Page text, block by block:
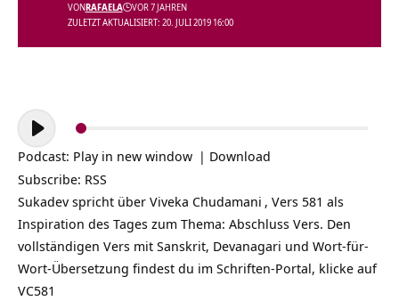
ZULETZT AKTUALISIERT: 20. JULI 2019 16:00
VONRAFAELA VOR 7 JAHREN
Audio-
Player
Podcast: Play in new window | Download
Subscribe: RSS
Sukadev spricht über Viveka Chudamani , Vers 581 als
Inspiration des Tages zum Thema: Abschluss Vers. Den
vollständigen Vers mit Sanskrit, Devanagari und Wort-für-
Wort-Übersetzung findest du im Schriften-Portal, klicke auf
VC581